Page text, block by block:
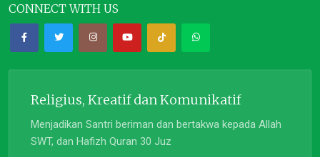
CONNECT WITH US
Religius, Kreatif dan Komunikatif
Menjadikan Santri beriman dan bertakwa kepada Allah
SWT, dan Hafizh Quran 30 Juz